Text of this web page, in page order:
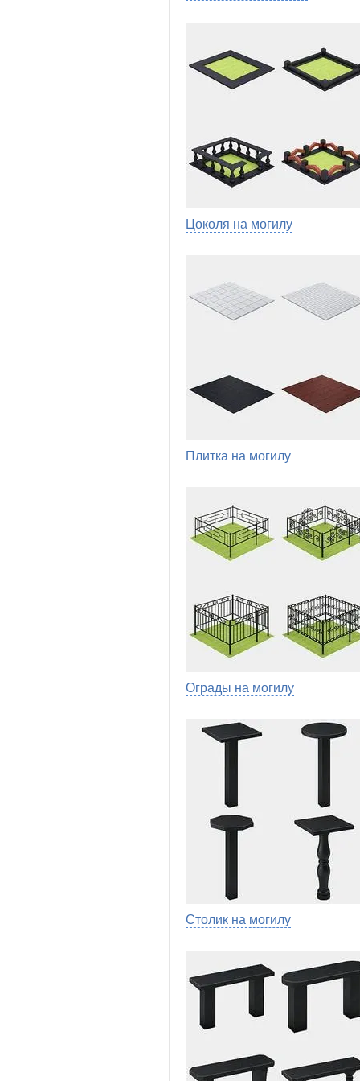
Цоколя на могилу
Плитка на могилу
Ограды на могилу
Столик на могилу